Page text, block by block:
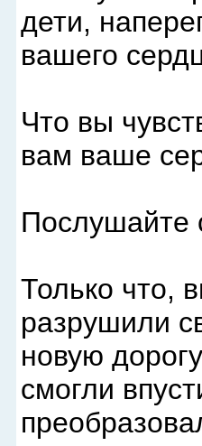
дети,
вашего
Что вы
вам ваше
Послушайте
Только что,
разрушили
новую
смогли